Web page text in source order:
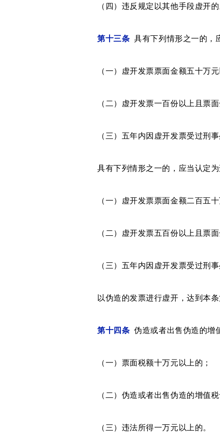
（四）违反规定以其他手段虚开
第十三条 具有下列情形之一的，
（一）虚开发票票面金额五十万元
（二）虚开发票一百份以上且票面
（三）五年内因虚开发票受过刑事
具有下列情形之一的，应当认定为
（一）虚开发票票面金额二百五十
（二）虚开发票五百份以上且票面
（三）五年内因虚开发票受过刑事
以伪造的发票进行虚开，达到本条
第十四条 伪造或者出售伪造的增
（一）票面税额十万元以上的；
（二）伪造或者出售伪造的增值税
（三）违法所得一万元以上的。